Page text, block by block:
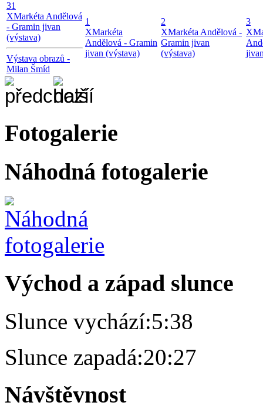
31
XMarkéta Andělová
- Gramin jivan
(výstava)
Výstava obrazů -
Milan Šmíd
1
XMarkéta
Andělová - Gramin
jivan (výstava)
2
XMarkéta Andělová -
Gramin jivan
(výstava)
3
X
Fotogalerie
Náhodná fotogalerie
Východ a západ slunce
Slunce vychází:5:38
Slunce zapadá:20:27
Návštěvnost